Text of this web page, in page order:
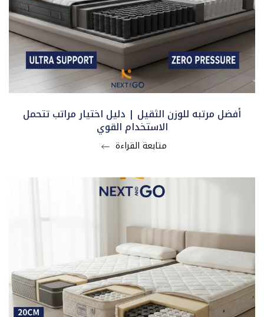
أفضل مرتبه للوزن الثقيل | دليل اختيار مراتب تتحمل
الاستخدام القوي
متابعة القراءة